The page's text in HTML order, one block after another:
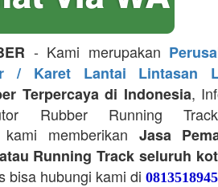
- Kami merupakan
/ Karet Lantai Lintasan
Terpercaya di Indonesia,
Rubber Running
kami memberikan Jasa
Running Track seluruh
bisa hubungi kami di